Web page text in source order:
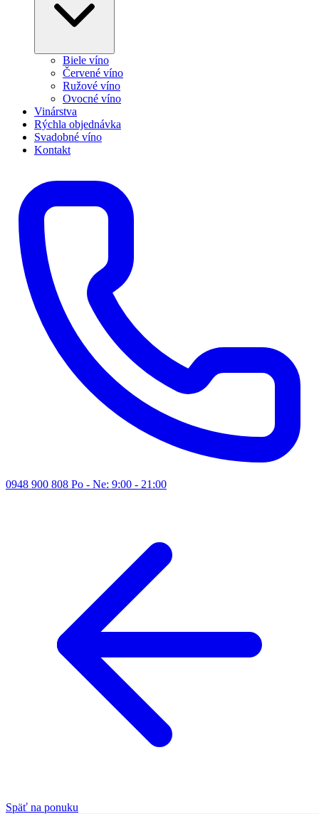
Biele víno
Červené víno
Ružové víno
Ovocné víno
Vinárstva
Rýchla objednávka
Svadobné víno
Kontakt
0948 900 808 Po - Ne: 9:00 - 21:00
Späť na ponuku